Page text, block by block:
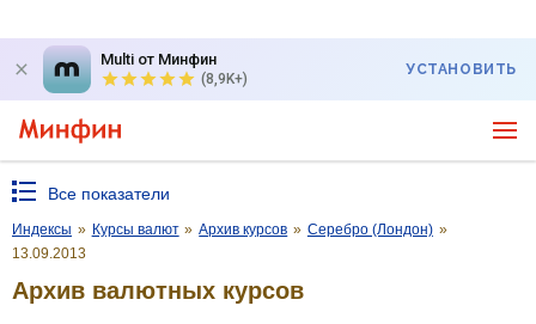
Multi от Минфин
(8,9K+)
УСТАНОВИТЬ
Все показатели
Индексы » Курсы валют » Архив курсов » Серебро (Лондон) »
13.09.2013
Архив валютных курсов